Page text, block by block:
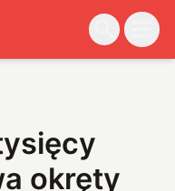
okręty